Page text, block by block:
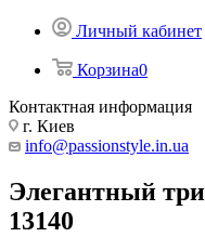
Личный кабинет
Корзина0
Контактная информация
г. Киев
info@passionstyle.in.ua
Элегантный
13140